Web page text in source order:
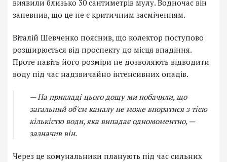
виявили близько 30 сантиметрів мулу. Водночас він
запевнив, що це не є критичним засміченням.
Віталій Шевченко пояснив, що колектор поступово
розширюється від проспекту до місця впадіння.
Проте навіть його розміри не дозволяють відводити
воду під час надзвичайно інтенсивних опадів.
— На прикладі цього дощу ми побачили, що
загальний об'єм каналу не може впоратися з тією
кількістю води, яка випадає одномоментно, —
зазначив він.
Через це комунальники планують під час сильних